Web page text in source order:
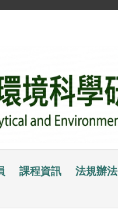
課程資訊 法規辦法